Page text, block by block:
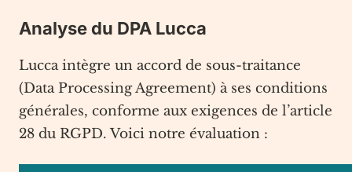
Analyse du DPA Lucca
Lucca intègre un accord de sous-traitance
(Data Processing Agreement) à ses conditions
générales, conforme aux exigences de l’article
28 du RGPD. Voici notre évaluation :